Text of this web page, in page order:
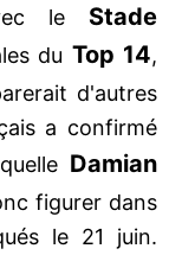
le Stade
du Top 14,
d'autres
a confirmé
Damian
figurer dans
le 21 juin.